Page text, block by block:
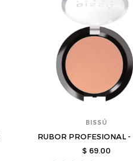
BISSÚ
RUBOR PROFESIONAL -
$ 69.00